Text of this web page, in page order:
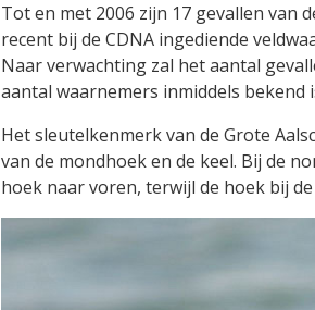
Tot en met 2006 zijn 17 gevallen van
recent bij de CDNA ingediende
Naar verwachting zal het aantal
aantal waarnemers inmiddels bekend
Het sleutelkenmerk van de Grote
van de mondhoek en de keel. Bij de
hoek naar voren, terwijl de hoek bij